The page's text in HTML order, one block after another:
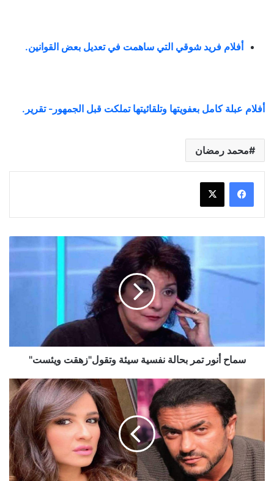
أفلام فريد شوقي التي ساهمت في تعديل بعض القوانين.
أفلام عبلة كامل بعفويتها وتلقائيتها تملكت قبل الجمهور- تقرير.
محمد رمضان
تمر
بحالة
سماح أنور تمر بحالة نفسية سيئة وتقول"زهقت ويئست"
تعافي
أحمد
العوضي
من